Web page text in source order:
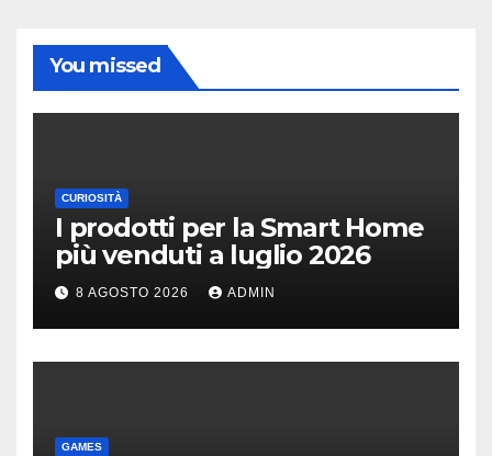
You missed
CURIOSITÀ
I prodotti per la Smart Home
più venduti a luglio 2026
8 AGOSTO 2026 ADMIN
GAMES